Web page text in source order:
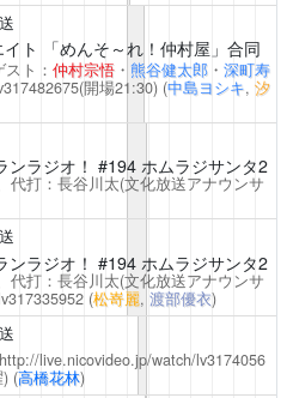
ト
「めんそ～れ！仲村屋」合同
スト： 仲村宗悟・ 熊谷健太郎・ 深町寿
(開場21:30) (中島ヨシキ, 汐
ラジオ！ #194 ホムラジサンタ2
代打：長谷川太(文化放送アナウンサ
ラジオ！ #194 ホムラジサンタ2
代打：長谷川太(文化放送アナウンサ
(松嵜麗, 渡部優衣)
http://live.nicovideo.jp/watch/lv3174056
(高橋花林)